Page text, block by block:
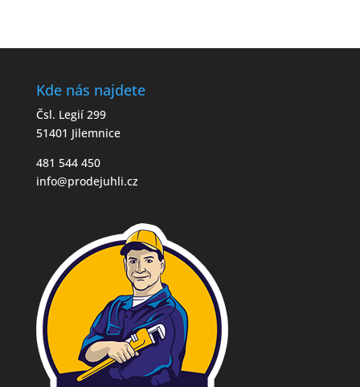
Kde nás najdete
Čsl. Legií 299
51401 Jilemnice
481 544 450
info@prodejuhli.cz